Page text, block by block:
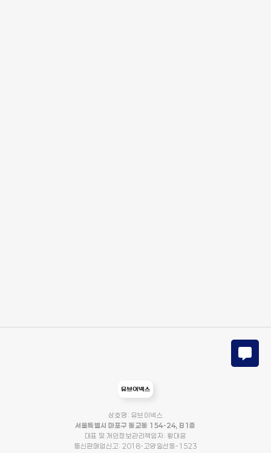
상호명: 유브이넥스
서울특별시 마포구 동교동 154-24, B1층
대표 및 개인정보관리책임자: 황대윤
통신판매업신고: 2018-고양일산동-1523